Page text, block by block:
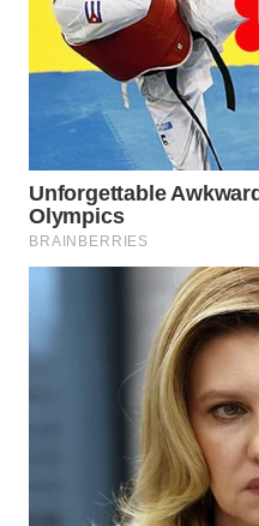
WAHANA
INFRASTRUKTUR
WAHANA
KONSUMEN
WAHANA
LISTRIK
WAHANANEWS
ID